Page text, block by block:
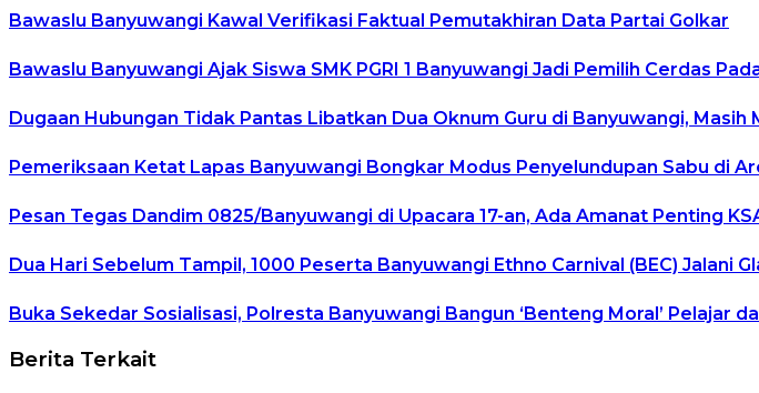
Bawaslu Banyuwangi Kawal Verifikasi Faktual Pemutakhiran Data Partai Golkar
Bawaslu Banyuwangi Ajak Siswa SMK PGRI 1 Banyuwangi Jadi Pemilih Cerdas
Dugaan Hubungan Tidak Pantas Libatkan Dua Oknum Guru di Banyuwangi, Masih
Pemeriksaan Ketat Lapas Banyuwangi Bongkar Modus Penyelundupan Sabu di
Pesan Tegas Dandim 0825/Banyuwangi di Upacara 17-an, Ada Amanat Penting
Dua Hari Sebelum Tampil, 1000 Peserta Banyuwangi Ethno Carnival (BEC) Jalani
Buka Sekedar Sosialisasi, Polresta Banyuwangi Bangun ‘Benteng Moral’ Pelajar
Berita Terkait